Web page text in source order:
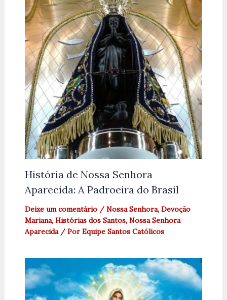
História de Nossa Senhora
Aparecida: A Padroeira do Brasil
Deixe um comentário / Nossa Senhora, Devoção
Mariana, Histórias dos Santos, Nossa Senhora
Aparecida/ Por Equipe Santos Católicos